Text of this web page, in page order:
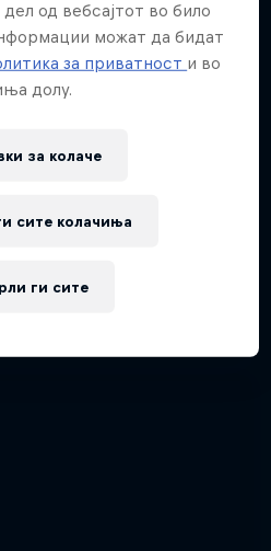
од вебсајтот во било
можат да бидат
за приватност и во
долу.
за колачe
ги сите
сите колачиња